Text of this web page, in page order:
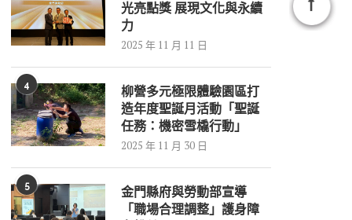
光亮點獎 展現文化與永續
力
2025 年 11 月 11 日
4
柳營多元極限體驗園區打
造年度聖誕月活動「聖誕
任務：機密雪橇行動」
2025 年 11 月 30 日
5
金門縣府與勞動部宣導
「職場合理調整」護身障